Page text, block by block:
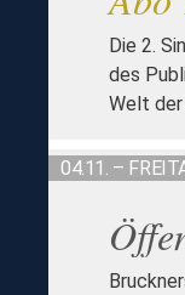
Die 2.
des
Welt
04.11. –